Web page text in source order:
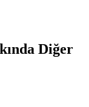
Diğer